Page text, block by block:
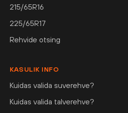
215/65R16
225/65R17
Rehvide otsing
KASULIK INFO
Kuidas valida suverehve?
Kuidas valida talverehve?